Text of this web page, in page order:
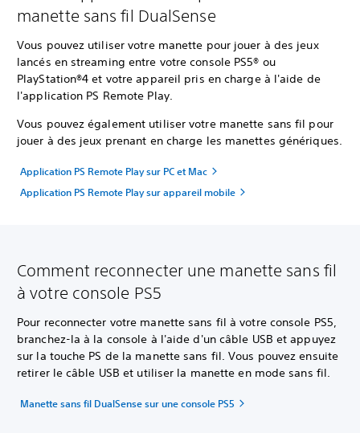
manette sans fil DualSense
Vous pouvez utiliser votre manette pour jouer à des jeux
lancés en streaming entre votre console PS5® ou
PlayStation®4 et votre appareil pris en charge à l'aide de
l'application PS Remote Play.
Vous pouvez également utiliser votre manette sans fil pour
jouer à des jeux prenant en charge les manettes génériques.
Application PS Remote Play sur PC et Mac
Application PS Remote Play sur appareil mobile
Comment reconnecter une manette sans fil
à votre console PS5
Pour reconnecter votre manette sans fil à votre console PS5,
branchez-la à la console à l'aide d'un câble USB et appuyez
sur la touche PS de la manette sans fil. Vous pouvez ensuite
retirer le câble USB et utiliser la manette en mode sans fil.
Manette sans fil DualSense sur une console PS5